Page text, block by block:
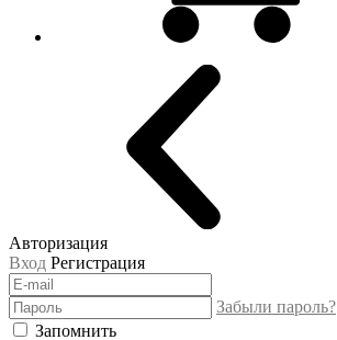
Авторизация
Вход Регистрация
Забыли пароль?
Запомнить